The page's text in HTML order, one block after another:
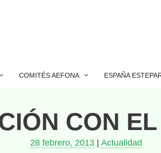
COMITÉS AEFONA ESPAÑA
CON
28 febrero, 2013 Actualidad